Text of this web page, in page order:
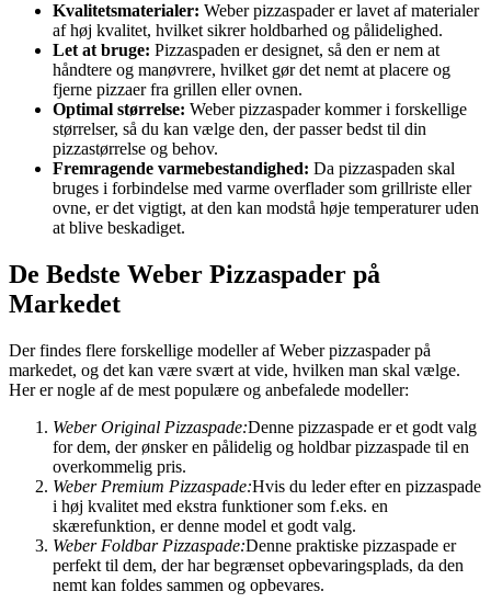
Kvalitetsmaterialer: Weber pizzaspader er lavet af materialer
af høj kvalitet, hvilket sikrer holdbarhed og pålidelighed.
Let at bruge: Pizzaspaden er designet, så den er nem at
håndtere og manøvrere, hvilket gør det nemt at placere og
fjerne pizzaer fra grillen eller ovnen.
Optimal størrelse: Weber pizzaspader kommer i forskellige
størrelser, så du kan vælge den, der passer bedst til din
pizzastørrelse og behov.
Fremragende varmebestandighed: Da pizzaspaden skal
bruges i forbindelse med varme overflader som grillriste eller
ovne, er det vigtigt, at den kan modstå høje temperaturer uden
at blive beskadiget.
De Bedste Weber Pizzaspader på
Markedet
Der findes flere forskellige modeller af Weber pizzaspader på
markedet, og det kan være svært at vide, hvilken man skal vælge.
Her er nogle af de mest populære og anbefalede modeller:
Weber Original Pizzaspade:Denne pizzaspade er et godt valg
for dem, der ønsker en pålidelig og holdbar pizzaspade til en
overkommelig pris.
Weber Premium Pizzaspade:Hvis du leder efter en pizzaspade
i høj kvalitet med ekstra funktioner som f.eks. en
skærefunktion, er denne model et godt valg.
Weber Foldbar Pizzaspade:Denne praktiske pizzaspade er
perfekt til dem, der har begrænset opbevaringsplads, da den
nemt kan foldes sammen og opbevares.